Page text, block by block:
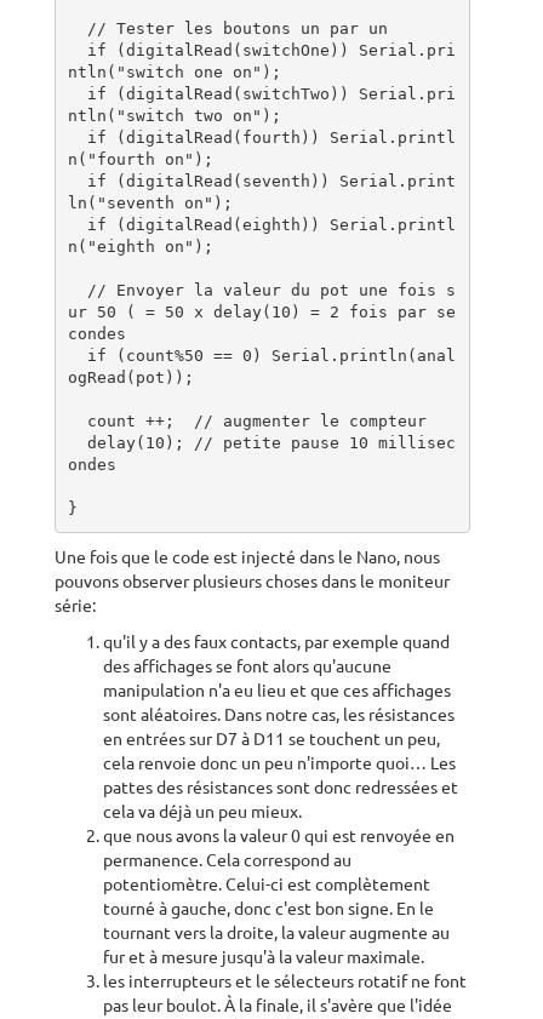
ntln("switch one on");
ntln("switch two on");
n("fourth on");
ln("seventh on");
n("eighth on");
ur 50 ( = 50 x delay(10) = 2 fois par se
condes
ogRead(pot));
ondes
Une fois que le code est injecté dans le Nano, nous
pouvons observer plusieurs choses dans le moniteur
série:
qu'il y a des faux contacts, par exemple quand
des affichages se font alors qu'aucune
manipulation n'a eu lieu et que ces affichages
sont aléatoires. Dans notre cas, les résistances
en entrées sur D7 à D11 se touchent un peu,
cela renvoie donc un peu n'importe quoi… Les
pattes des résistances sont donc redressées et
cela va déjà un peu mieux.
que nous avons la valeur 0 qui est renvoyée en
permanence. Cela correspond au
potentiomètre. Celui-ci est complètement
tourné à gauche, donc c'est bon signe. En le
tournant vers la droite, la valeur augmente au
fur et à mesure jusqu'à la valeur maximale.
les interrupteurs et le sélecteurs rotatif ne font
pas leur boulot. À la finale, il s'avère que l'idée